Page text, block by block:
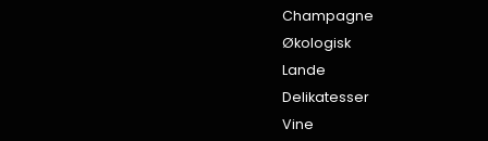
Champagne
Økologisk
Lande
Delikatesser
Vine